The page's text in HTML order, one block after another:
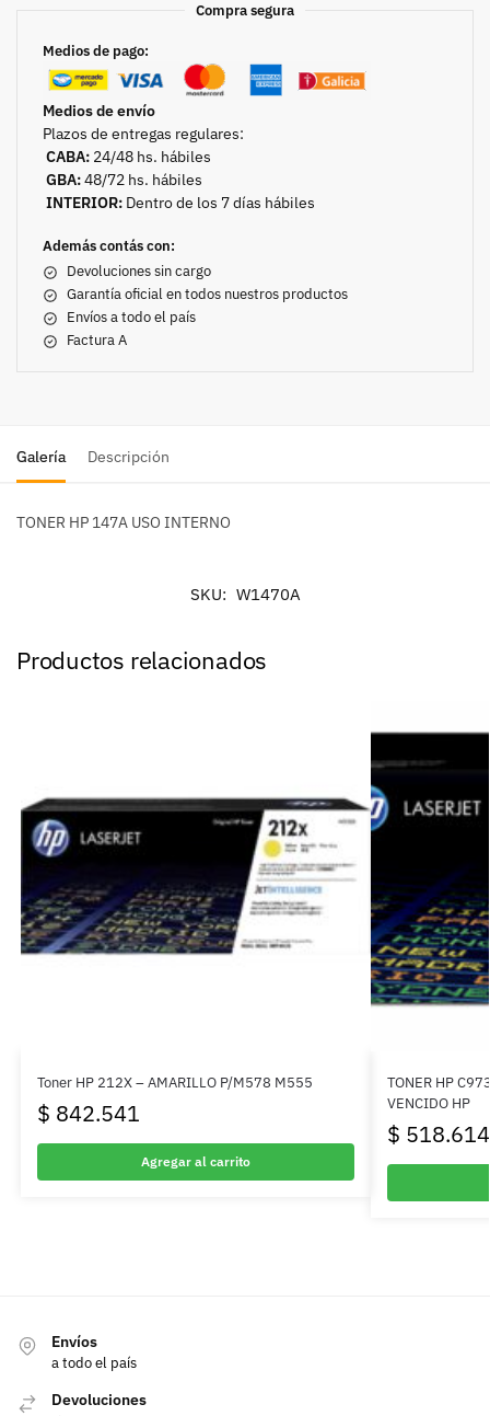
Compra segura
Medios de pago:
Medios de envío
Plazos de entregas regulares:
CABA: 24/48 hs. hábiles
GBA:48/72 hs. hábiles
INTERIOR:Dentro de los 7 días hábiles
Además contás con:
Devoluciones sin cargo
Garantía oficial en todos nuestros productos
Envíos a todo el país
Factura A
Galería Descripción
TONER HP 147A USO INTERNO
SKU: W1470A
Productos relacionados
Toner HP 212X – AMARILLO P/M578 M555
$ 842.541
Agregar al carrito
TONER HP
VENCIDO HP
$ 518.614
Envíos
a todo el país
Devoluciones